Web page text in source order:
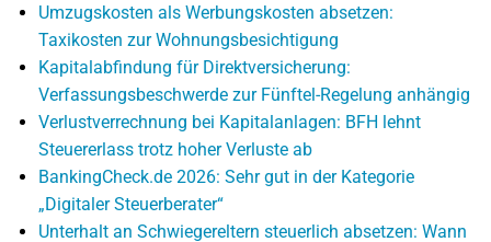
Umzugskosten als Werbungskosten absetzen:
Taxikosten zur Wohnungsbesichtigung
Kapitalabfindung für Direktversicherung:
Verfassungsbeschwerde zur Fünftel-Regelung anhängig
Verlustverrechnung bei Kapitalanlagen: BFH lehnt
Steuererlass trotz hoher Verluste ab
BankingCheck.de 2026: Sehr gut in der Kategorie
„Digitaler Steuerberater“
Unterhalt an Schwiegereltern steuerlich absetzen: Wann